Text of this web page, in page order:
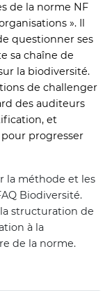
de la norme NF
». Il
questionner ses
sa chaîne de
la biodiversité.
de challenger
des auditeurs
et
progresser
la méthode et les
Biodiversité.
structuration de
à la
de la norme.